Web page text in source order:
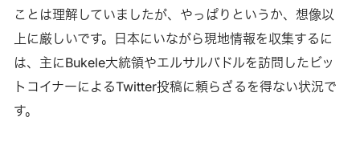
ことは理解していましたが、やっぱりというか、想像以
上に厳しいです。日本にいながら現地情報を収集するに
は、主にBukele大統領やエルサルバドルを訪問したビッ
トコイナーによるTwitter投稿に頼らざるを得ない状況で
す。